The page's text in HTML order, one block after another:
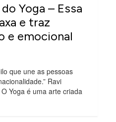
Yoga – Essa
e traz
e emocional
que une as pessoas
Ravi
Yoga é uma arte criada